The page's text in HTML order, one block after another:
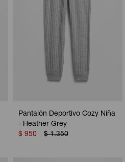
Pantalón Deportivo Cozy Niña
- Heather Grey
$ 950 $ 1.350